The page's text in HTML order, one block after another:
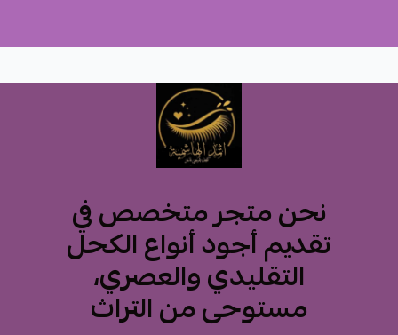
نحن متجر متخصص في
تقديم أجود أنواع الكحل
التقليدي والعصري،
مستوحى من التراث